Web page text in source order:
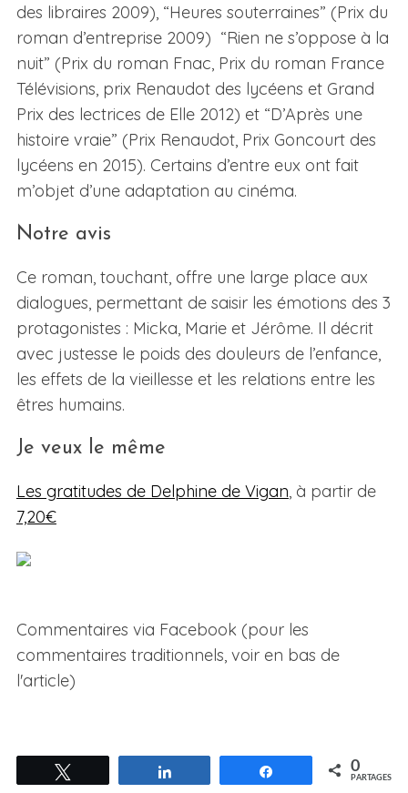
des libraires 2009), “Heures souterraines” (Prix du
roman d’entreprise 2009) “Rien ne s’oppose à la
nuit” (Prix du roman Fnac, Prix du roman France
Télévisions, prix Renaudot des lycéens et Grand
Prix des lectrices de Elle 2012) et “D’Après une
histoire vraie” (Prix Renaudot, Prix Goncourt des
lycéens en 2015). Certains d’entre eux ont fait
m’objet d’une adaptation au cinéma.
Notre avis
Ce roman, touchant, offre une large place aux
dialogues, permettant de saisir les émotions des 3
protagonistes : Micka, Marie et Jérôme. Il décrit
avec justesse le poids des douleurs de l’enfance,
les effets de la vieillesse et les relations entre les
êtres humains.
Je veux le même
Les gratitudes de Delphine de Vigan , à partir de
7,20€
Commentaires via Facebook (pour les
commentaires traditionnels, voir en bas de
l'article)
Partagez 0
PARTAGES